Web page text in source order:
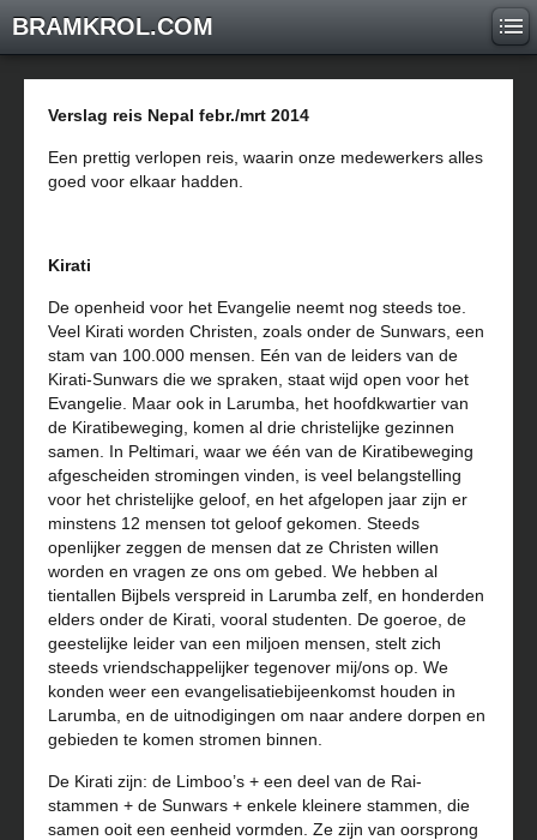
BRAMKROL.COM
Verslag reis Nepal febr./mrt 2014
Een prettig verlopen reis, waarin onze medewerkers alles
goed voor elkaar hadden.
Kirati
De openheid voor het Evangelie neemt nog steeds toe.
Veel Kirati worden Christen, zoals onder de Sunwars, een
stam van 100.000 mensen. Eén van de leiders van de
Kirati-Sunwars die we spraken, staat wijd open voor het
Evangelie. Maar ook in Larumba, het hoofdkwartier van
de Kiratibeweging, komen al drie christelijke gezinnen
samen. In Peltimari, waar we één van de Kiratibeweging
afgescheiden stromingen vinden, is veel belangstelling
voor het christelijke geloof, en het afgelopen jaar zijn er
minstens 12 mensen tot geloof gekomen. Steeds
openlijker zeggen de mensen dat ze Christen willen
worden en vragen ze ons om gebed. We hebben al
tientallen Bijbels verspreid in Larumba zelf, en honderden
elders onder de Kirati, vooral studenten. De goeroe, de
geestelijke leider van een miljoen mensen, stelt zich
steeds vriendschappelijker tegenover mij/ons op. We
konden weer een evangelisatiebijeenkomst houden in
Larumba, en de uitnodigingen om naar andere dorpen en
gebieden te komen stromen binnen.
De Kirati zijn: de Limboo’s + een deel van de Rai-
stammen + de Sunwars + enkele kleinere stammen, die
samen ooit een eenheid vormden. Ze zijn van oorsprong